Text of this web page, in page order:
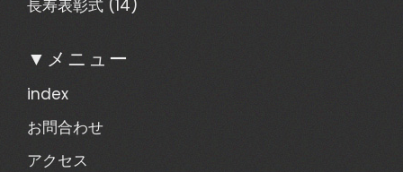
長寿表彰式 (14)
▼メニュー
index
お問合わせ
アクセス